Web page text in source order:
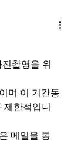
촬영을 위
며 이 기간동
한적입니
메일을 통